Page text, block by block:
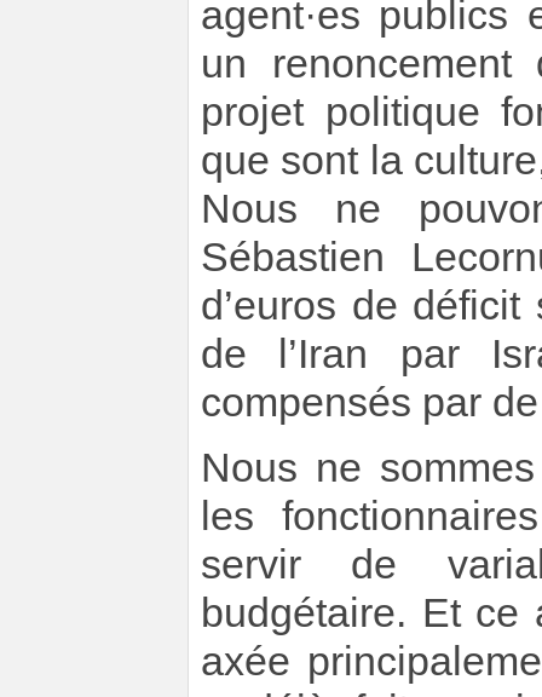
agent·es publics
un
projet politique
que sont la
Nous ne
Sébastien
d’euros de déficit
de l’Iran par
compensés par
Nous ne
les
servir de
budgétaire. Et
axée